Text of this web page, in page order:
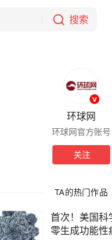
搜索
环球网
环球网官方账号
关注
TA的热门作品
首次！美国科
零生成功能性